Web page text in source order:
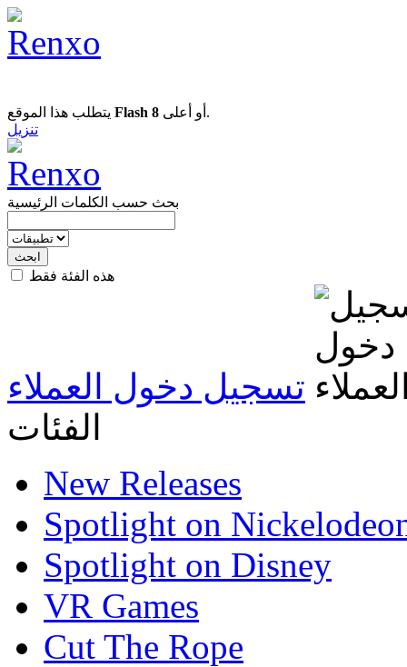
Flash 8
أو أعلى.
تنزيل
بحث حسب الكلمات الرئيسية
هذه الفئة فقط
تسجيل دخول العملاء
الفئات
New Releases
Spotlight on
Spotlight on Disney
VR Games
Cut The Rope